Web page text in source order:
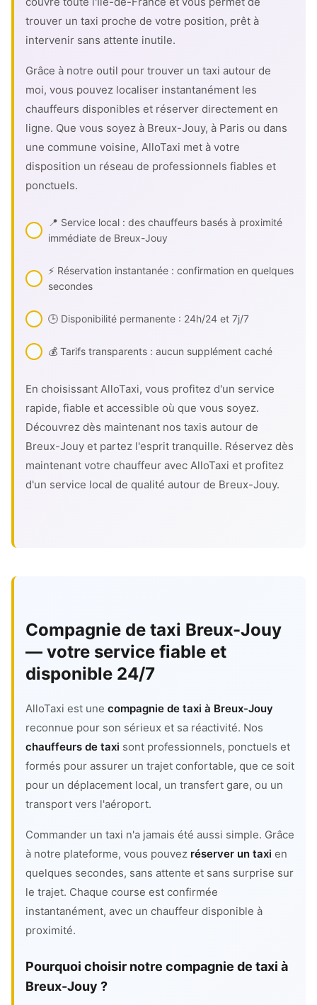
trouver un taxi proche de votre position, prêt à
intervenir sans attente inutile.
Grâce à notre outil pour trouver un taxi autour de
moi, vous pouvez localiser instantanément les
chauffeurs disponibles et réserver directement en
ligne. Que vous soyez à Breux-Jouy, à Paris ou dans
une commune voisine, AlloTaxi met à votre
disposition un réseau de professionnels fiables et
ponctuels.
📍 Service local : des chauffeurs basés à proximité
immédiate de Breux-Jouy
⚡ Réservation instantanée : confirmation en quelques
secondes
🕒 Disponibilité permanente : 24h/24 et 7j/7
💰 Tarifs transparents : aucun supplément caché
En choisissant AlloTaxi, vous profitez d'un service
rapide, fiable et accessible où que vous soyez.
Découvrez dès maintenant nos taxis autour de
Breux-Jouy et partez l'esprit tranquille. Réservez dès
maintenant votre chauffeur avec AlloTaxi et profitez
d'un service local de qualité autour de Breux-Jouy.
Compagnie de taxi Breux-Jouy
— votre service fiable et
disponible 24/7
AlloTaxi est une compagnie de taxi à Breux-Jouy
reconnue pour son sérieux et sa réactivité. Nos
chauffeurs de taxi sont professionnels, ponctuels et
formés pour assurer un trajet confortable, que ce soit
pour un déplacement local, un transfert gare, ou un
transport vers l'aéroport.
Commander un taxi n'a jamais été aussi simple. Grâce
à notre plateforme, vous pouvez réserver un taxi en
quelques secondes, sans attente et sans surprise sur
le trajet. Chaque course est confirmée
instantanément, avec un chauffeur disponible à
proximité.
Pourquoi choisir notre compagnie de taxi à
Breux-Jouy ?